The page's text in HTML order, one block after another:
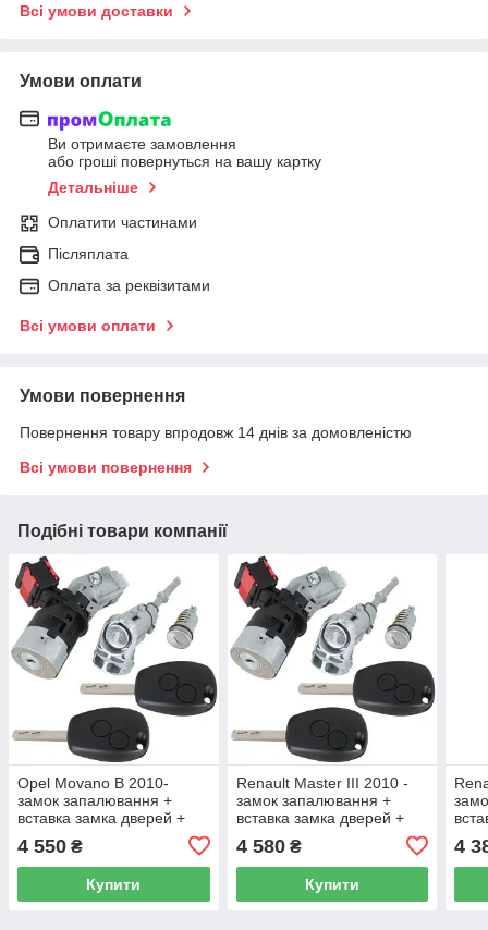
Всі умови доставки
Умови оплати
Ви отримаєте замовлення
або гроші повернуться на вашу картку
Детальніше
Оплатити частинами
Післяплата
Оплата за реквізитами
Всі умови оплати
Умови повернення
Повернення товару впродовж 14 днів за домовленістю
Всі умови повернення
Подібні товари компанії
Opel Movano B 2010-
замок запалювання +
вставка замка дверей +
паливної горловини 3 шт.
KPL
4 550 ₴
Купити
Renault Master III 2010 -
замок запалювання +
вставка замка дверей +
паливної горловини 3 шт.
KPL
4 580₴
Купити
KPL
4